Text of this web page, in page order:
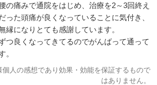
の痛みで通院をはじめ、治療を2～3回終え
った頭痛が良くなっていることに気付き、
縁になりとても感謝しています。
つ良くなってきてるのでがんばって通って
。
個人の感想であり効果・効能を保証するもので
はありません。